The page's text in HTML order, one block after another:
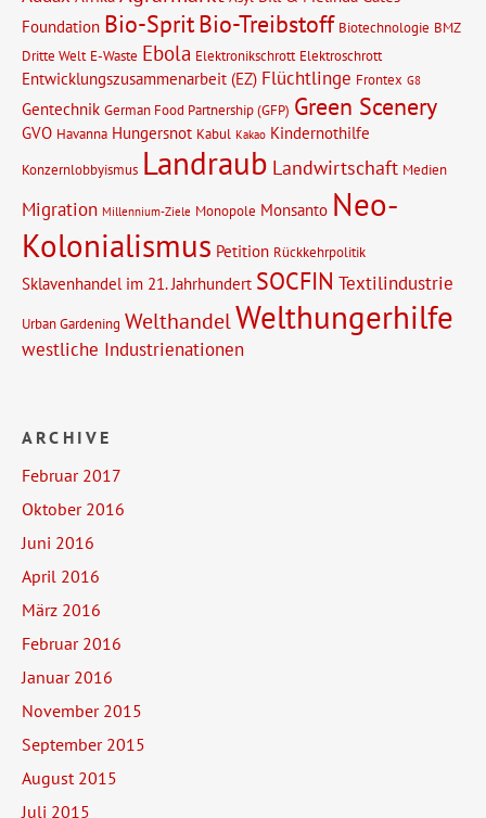
Foundation Bio-SpritBio-Treibstoff Biotechnologie BMZ
Dritte Welt E-Waste Ebola Elektronikschrott Elektroschrott
Entwicklungszusammenarbeit (EZ) Flüchtlinge Frontex G8
Gentechnik German Food Partnership (GFP) Green Scenery
GVO Havanna Hungersnot Kabul Kakao Kindernothilfe
Konzernlobbyismus Landraub Landwirtschaft Medien
Migration Millennium-Ziele Monopole Monsanto Neo-
Kolonialismus Petition Rückkehrpolitik
Sklavenhandel im 21. Jahrhundert SOCFIN Textilindustrie
Urban Gardening WelthandelWelthungerhilfe
westliche Industrienationen
ARCHIVE
Februar 2017
Oktober 2016
Juni 2016
April 2016
März 2016
Februar 2016
Januar 2016
November 2015
September 2015
August 2015
Juli 2015